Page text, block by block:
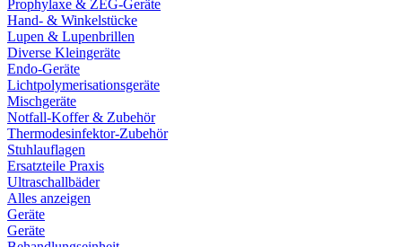
Prophylaxe & ZEG-Geräte
Hand- & Winkelstücke
Lupen & Lupenbrillen
Diverse Kleingeräte
Endo-Geräte
Lichtpolymerisationsgeräte
Mischgeräte
Notfall-Koffer & Zubehör
Thermodesinfektor-Zubehör
Stuhlauflagen
Ersatzteile Praxis
Ultraschallbäder
Alles anzeigen
Geräte
Geräte